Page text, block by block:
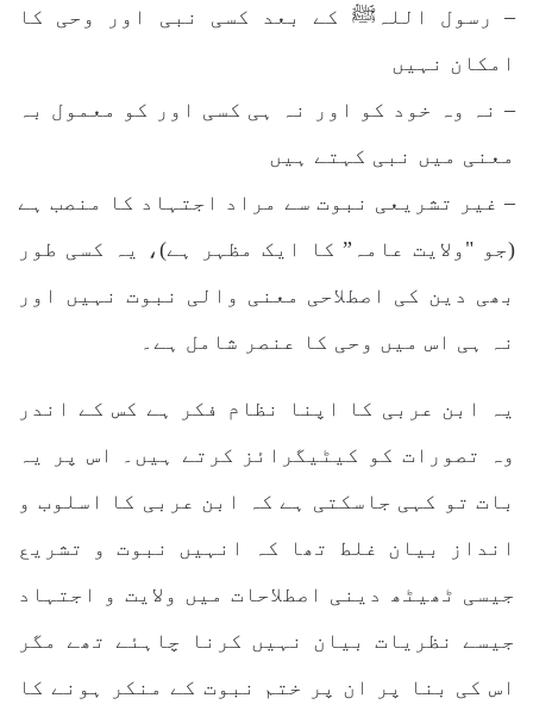
– رسول اللہﷺ کے بعد کسی نبی اور وحی کا
امکان نہیں
– نہ وہ خود کو اور نہ ہی کسی اور کو معمول بہ
معنی میں نبی کہتے ہیں
– غیر تشریعی نبوت سے مراد اجتہاد کا منصب ہے
(جو "ولایت عامہ” کا ایک مظہر ہے)، یہ کسی طور
بھی دین کی اصطلاحی معنی والی نبوت نہیں اور
نہ ہی اس میں وحی کا عنصر شامل ہے۔
یہ ابن عربی کا اپنا نظام فکر ہے کس کے اندر
وہ تصورات کو کیٹیگرائز کرتے ہیں۔ اس پر یہ
بات تو کہی جاسکتی ہے کہ ابن عربی کا اسلوب و
انداز بیان غلط تھا کہ انہیں نبوت و تشریع
جیسی ٹھیٹھ دینی اصطلاحات میں ولایت و اجتہاد
جیسے نظریات بیان نہیں کرنا چاہئے تھے مگر
اس کی بنا پر ان پر ختم نبوت کے منکر ہونے کا